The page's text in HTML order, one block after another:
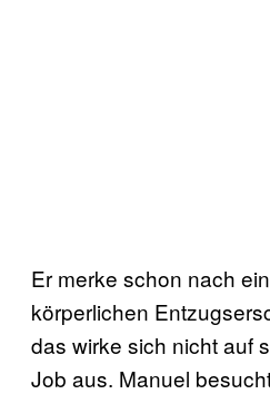
Er merke schon nach
körperlichen
das wirke sich nicht auf
Job aus. Manuel